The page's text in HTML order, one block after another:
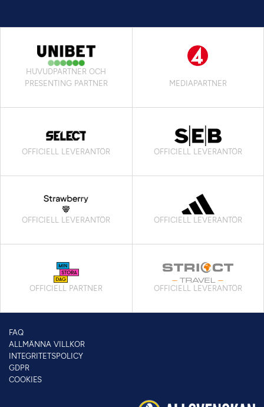
HUVUDPARTNER OCH
PRESENTING PARTNER
MEDIAPARTNER
OFFICIELL LEVERANTÖR OFFICIELL LEVERANTÖR
OFFICIELL LEVERANTÖR OFFICIELL LEVERANTÖR
OFFICIELL PARTNER OFFICIELL LEVERANTÖR
FAQ
ALLMÄNNA VILLKOR
INTEGRITETSPOLICY
GDPR
COOKIES